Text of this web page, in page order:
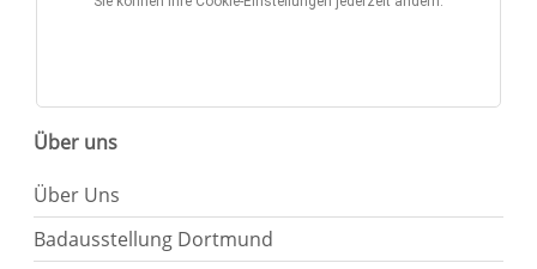
Über uns
Über Uns
Badausstellung Dortmund